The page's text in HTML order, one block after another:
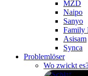
MZD
Naipo
Sanyo
Family
Asisam
Synca
Problemlöser
Wo zwickt